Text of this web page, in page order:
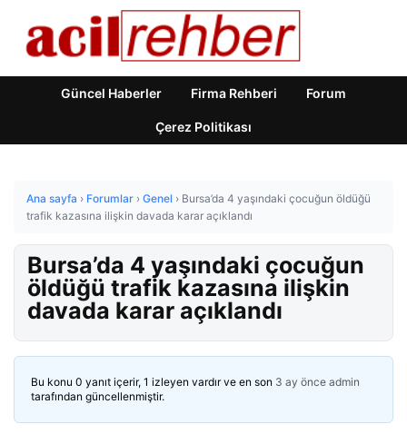
Güncel Haberler Firma Rehberi Forum
Çerez Politikası
Ana sayfa › Forumlar › Genel › Bursa’da 4 yaşındaki çocuğun öldüğü
trafik kazasına ilişkin davada karar açıklandı
Bursa’da 4 yaşındaki çocuğun
öldüğü trafik kazasına ilişkin
davada karar açıklandı
Bu konu 0 yanıt içerir, 1 izleyen vardır ve en son 3 ay önce admin
tarafından güncellenmiştir.